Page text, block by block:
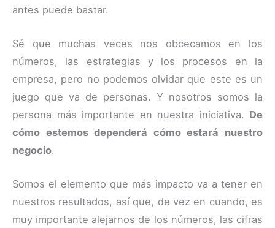
antes puede bastar.
Sé que muchas veces nos obcecamos en los
números, las estrategias y los procesos en la
empresa, pero no podemos olvidar que este es un
juego que va de personas. Y nosotros somos la
persona más importante en nuestra iniciativa. De
cómo estemos dependerá cómo estará nuestro
negocio.
Somos el elemento que más impacto va a tener en
nuestros resultados, así que, de vez en cuando, es
muy importante alejarnos de los números, las cifras